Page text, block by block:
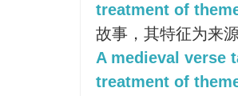
treatment of
故事，其特征为来
A medieval verse
treatment of